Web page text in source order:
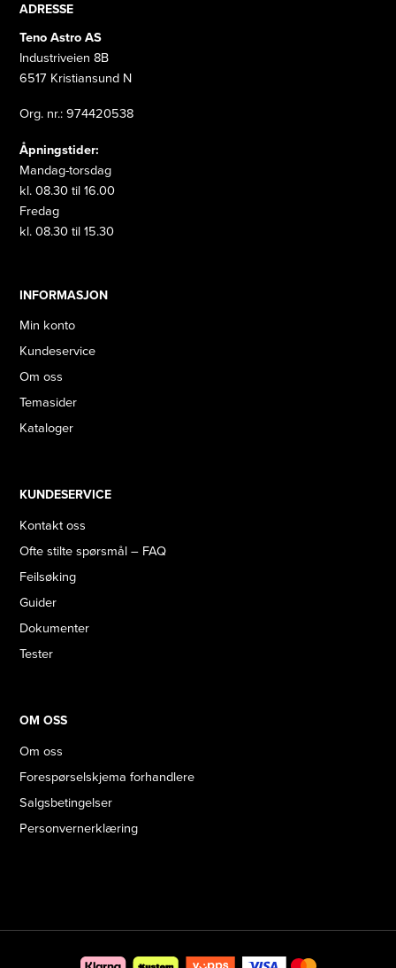
ADRESSE
Teno Astro AS
Industriveien 8B
6517 Kristiansund N
Org. nr.: 974420538
Åpningstider:
Mandag-torsdag
kl. 08.30 til 16.00
Fredag
kl. 08.30 til 15.30
INFORMASJON
Min konto
Kundeservice
Om oss
Temasider
Kataloger
KUNDESERVICE
Kontakt oss
Ofte stilte spørsmål – FAQ
Feilsøking
Guider
Dokumenter
Tester
OM OSS
Om oss
Forespørselskjema forhandlere
Salgsbetingelser
Personvernerklæring